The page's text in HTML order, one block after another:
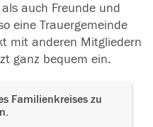
auch Freunde und
eine Trauergemeinde
mit anderen Mitgliedern
ganz bequem ein.
Familienkreises zu